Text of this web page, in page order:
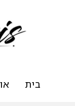
בית